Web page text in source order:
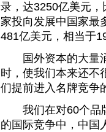
录，达3250亿美元
家投向发展中国家最
481亿美元，相当
国外资本的大量涌
时，使我们本来还不
们提前进入名牌竞争
我们在对60个品牌
的国际竞争中，中国